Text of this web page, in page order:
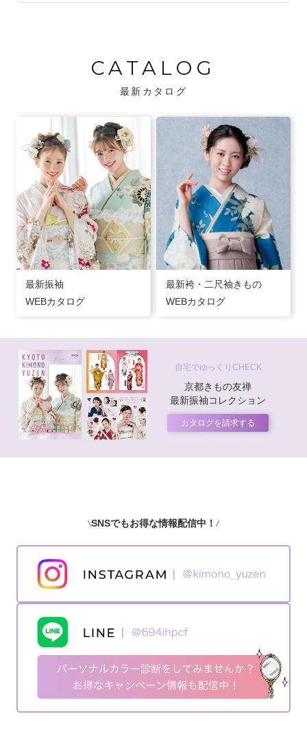
・振袖コンシェルジュが、振袖に合う小物や
バッグでお嬢様らしいコーディネートをご
CATALOG
最新カタログ
最新振袖
WEBカタログ
最新袴・二尺袖きもの
WEBカタログ
自宅でゆっくりCHECK
京都きもの友禅
最新振袖コレクション
カタログを請求する
SNSでもお得な情報配信中！